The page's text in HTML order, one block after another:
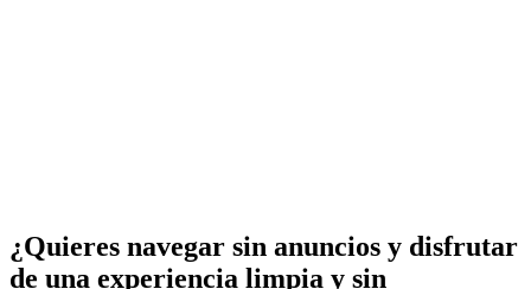
¿Quieres navegar sin anuncios y disfrutar
de una experiencia limpia y sin